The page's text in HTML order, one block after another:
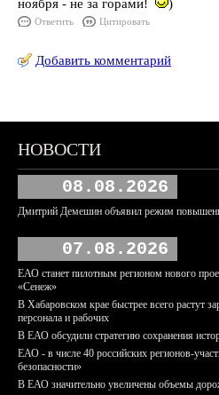
ноября - не за горами! )
Ответить Цитировать
Добавить комментарий
НОВОСТИ
08.08.2026
Дмитрий Демешин объявил режим
07.08.2026
ЕАО станет пилотным регионом нового
«Сенеж»
В Хабаровском крае быстрее всего растут
персонала и рабочих
В ЕАО обсудили стратегию сохранения
ЕАО - в числе 40 российских регионов-
безопасности»
В ЕАО значительно увеличены объемы